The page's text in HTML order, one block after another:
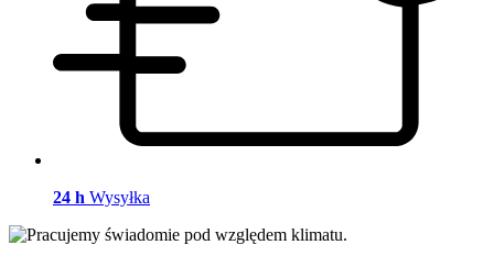
24 h Wysyłka